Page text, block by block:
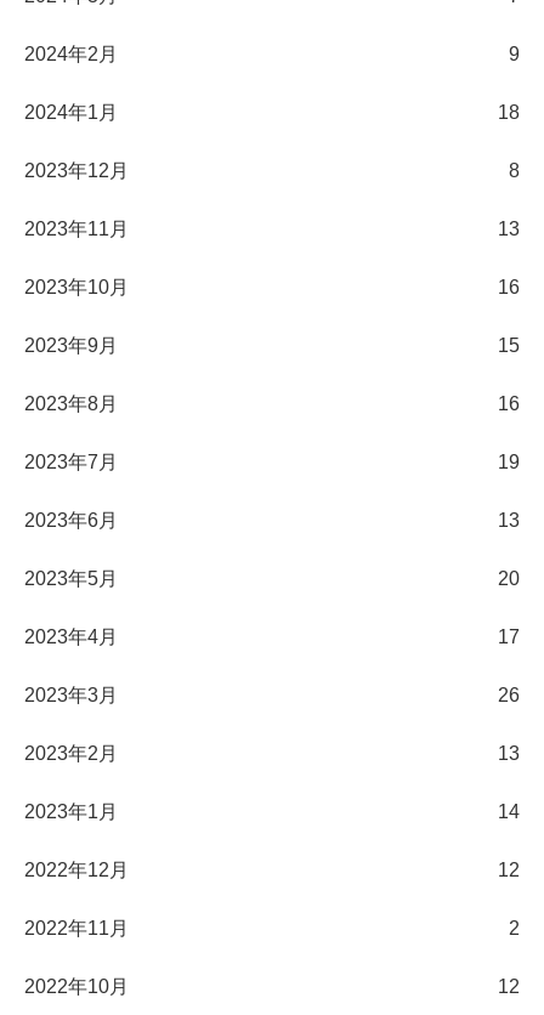
2024年2月 9
2024年1月 18
2023年12月 8
2023年11月 13
2023年10月 16
2023年9月 15
2023年8月 16
2023年7月 19
2023年6月 13
2023年5月 20
2023年4月 17
2023年3月 26
2023年2月 13
2023年1月 14
2022年12月 12
2022年11月 2
2022年10月 12